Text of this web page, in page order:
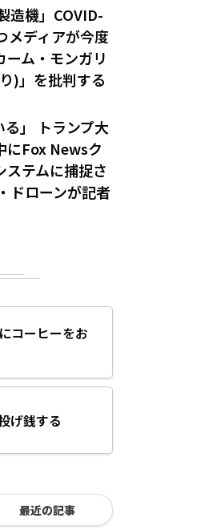
造機」COVID-
メディアが今度
ーム・モンガリ
)」を批判する
る」 トランプ大
にFox Newsク
ステムに捕捉さ
ドローンが記者
コーヒーをお
げ銭する
最近の記事